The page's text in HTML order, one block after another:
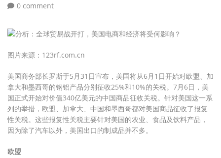
0 comment
图片来源：123rf.com.cn
美国商务部长罗斯于5月31日宣布，美国将从6月1日开始对欧盟、加
拿大和墨西哥的钢铝产品分别征收25%和10%的关税。7月6日，美
国正式开始对价值340亿美元的中国商品征收关税。针对美国这一系
列的举措，欧盟、加拿大、中国和墨西哥都对美国商品征收了报复
性关税。这些报复性关税主要针对美国的农业、食品及饮料产品，
因为除了汽车以外，美国出口的制成品并不多。
欧盟